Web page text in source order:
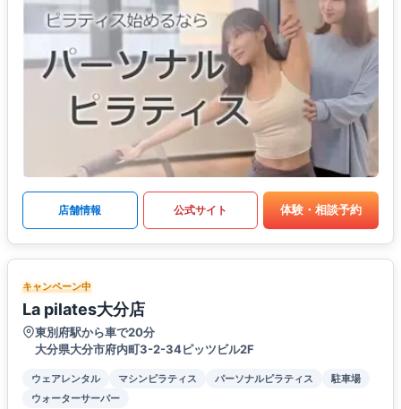
店舗情報 公式サイト 体験・相談予約
キャンペーン中
La pilates大分店
東別府駅から車で20分
大分県大分市府内町3-2-34ピッツビル2F
ウェアレンタル マシンピラティス パーソナルピラティス
駐車場
ウォーターサーバー